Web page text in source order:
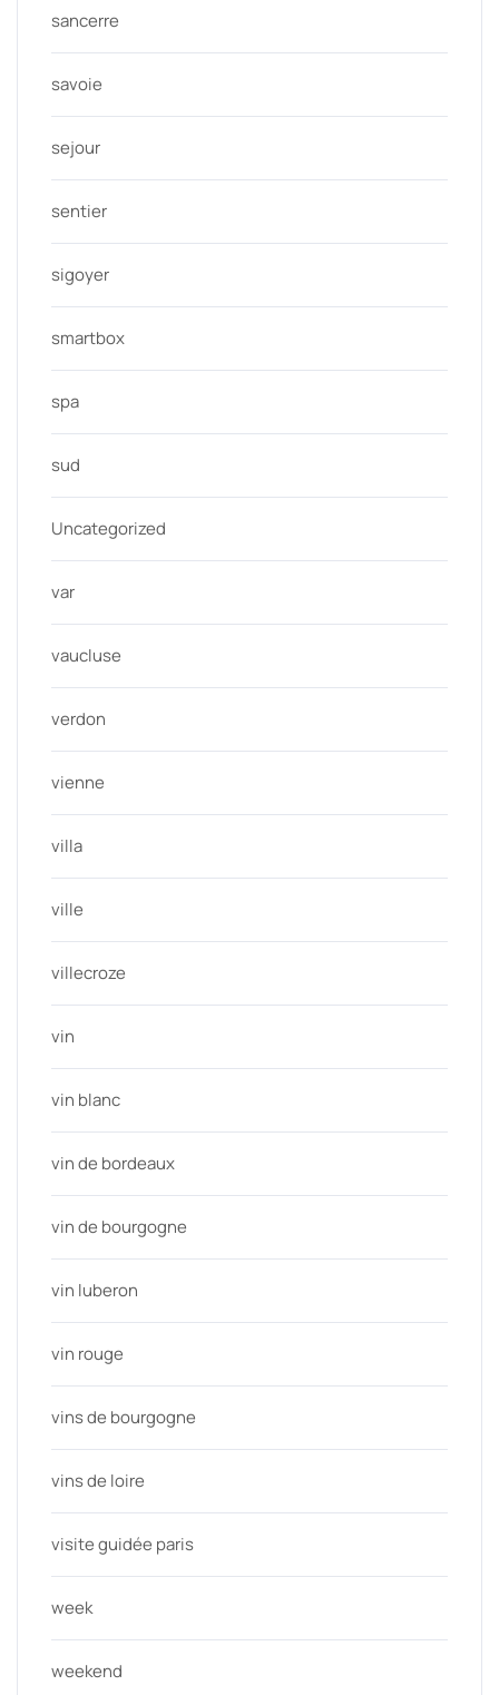
sancerre
savoie
sejour
sentier
sigoyer
smartbox
spa
sud
Uncategorized
var
vaucluse
verdon
vienne
villa
ville
villecroze
vin
vin blanc
vin de bordeaux
vin de bourgogne
vin luberon
vin rouge
vins de bourgogne
vins de loire
visite guidée paris
week
weekend